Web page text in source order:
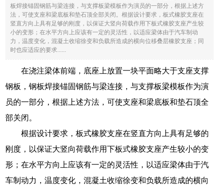
板焊接锚固钢筋与梁连接，与支撑板梁模板作为演员的一部分，根据上述方
法，可使支座和梁底板和垫石顶全部关闭。根据设计要求，板式橡胶支座在
竖直方向上具有足够的刚度，以保证大竖向荷载作用下板式橡胶支座产生较
小的变形；在水平方向上应该有一定的灵活性，以适应梁体由于汽车制动
力，温度变化，混凝土收缩徐变和负载所造成的横向位移叠层橡胶支座；同
时也应适应的要求......
在浇注梁体前端，底座上放置一块平面略大于支座支撑
钢板，钢板焊接锚固钢筋与梁连接，与支撑板梁模板作为演
员的一部分，根据上述方法，可使支座和梁底板和垫石顶全
部关闭。
根据设计要求，板式橡胶支座在竖直方向上具有足够的
刚度，以保证大竖向荷载作用下板式橡胶支座产生较小的变
形；在水平方向上应该有一定的灵活性，以适应梁体由于汽
车制动力，温度变化，混凝土收缩徐变和负载所造成的横向